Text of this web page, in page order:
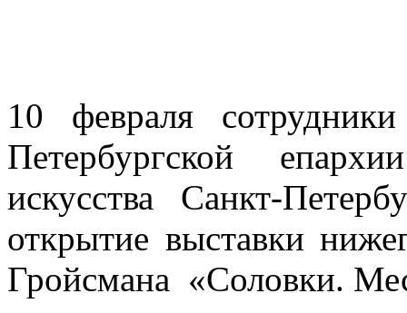
10 февраля
Петербургской
искусства Санкт-
открытие выставки
Гройсмана «Соловки.